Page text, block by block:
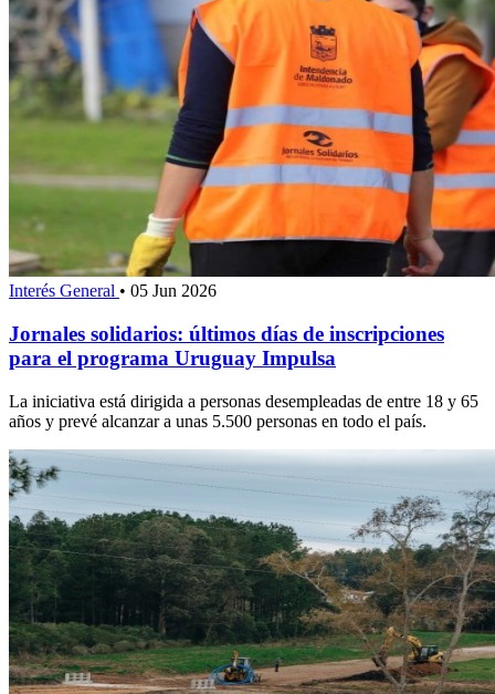
Interés General • 05 Jun 2026
Jornales solidarios: últimos días de inscripciones
para el programa Uruguay Impulsa
La iniciativa está dirigida a personas desempleadas de entre 18 y 65
años y prevé alcanzar a unas 5.500 personas en todo el país.